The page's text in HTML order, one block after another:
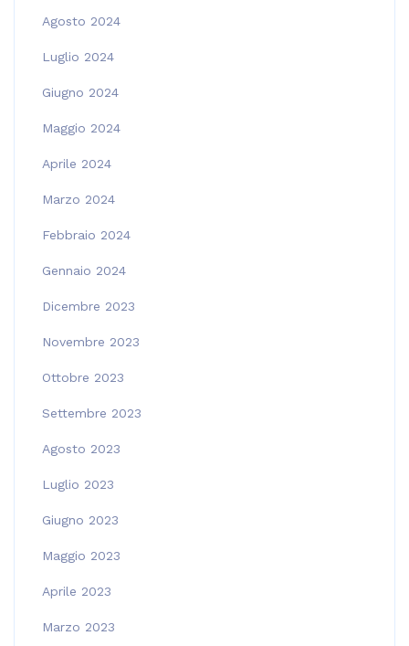
Agosto 2024
Luglio 2024
Giugno 2024
Maggio 2024
Aprile 2024
Marzo 2024
Febbraio 2024
Gennaio 2024
Dicembre 2023
Novembre 2023
Ottobre 2023
Settembre 2023
Agosto 2023
Luglio 2023
Giugno 2023
Maggio 2023
Aprile 2023
Marzo 2023